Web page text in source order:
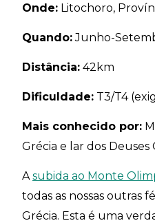
Onde: Litochoro,
Quando:Junho-
Distância: 42km
Dificuldade: T3/T4
Mais conhecido por:
Grécia e lar dos Deuses
A subida ao Monte
todas as nossas outras
Grécia. Esta é uma